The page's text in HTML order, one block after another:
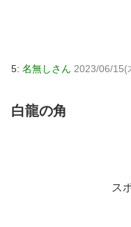
5: 名無しさん 2023/06/15(
白龍の角
ス